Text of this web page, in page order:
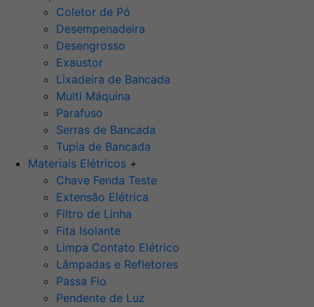
Coletor de Pó
Desempenadeira
Desengrosso
Exaustor
Lixadeira de Bancada
Multi Máquina
Parafuso
Serras de Bancada
Tupia de Bancada
Materiais Elétricos +
Chave Fenda Teste
Extensão Elétrica
Filtro de Linha
Fita Isolante
Limpa Contato Elétrico
Lâmpadas e Refletores
Passa Fio
Pendente de Luz